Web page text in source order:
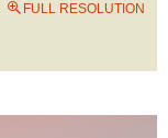
FULL RESOLUTION